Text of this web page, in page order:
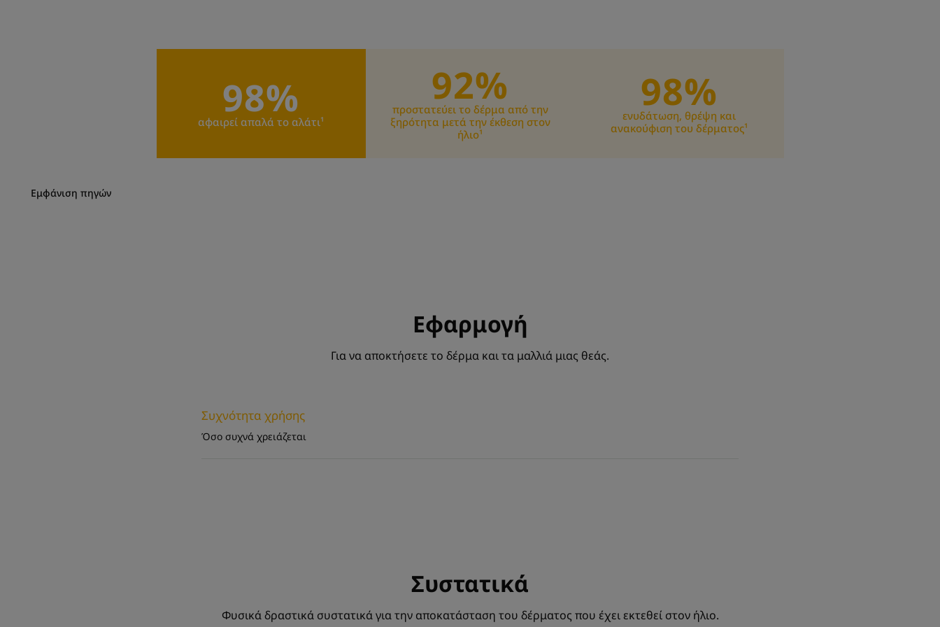
98%
αφαιρεί απαλά το αλάτι¹
92%
προστατεύει το δέρμα από την
ξηρότητα μετά την έκθεση στον
ήλιο¹
98%
ενυδάτωση, θρέψη και
ανακούφιση του δέρματος¹
Εμφάνιση πηγών
Εφαρμογή
Για να αποκτήσετε το δέρμα και τα μαλλιά μιας θεάς.
Συχνότητα χρήσης
Όσο συχνά χρειάζεται
Συστατικά
Φυσικά δραστικά συστατικά για την αποκατάσταση του δέρματος που έχει εκτεθεί στον ήλιο.